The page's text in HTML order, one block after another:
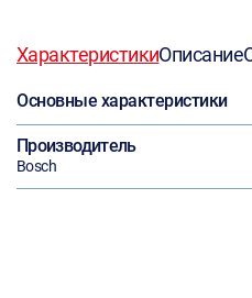
ХарактеристикиОписание
Основные характеристики
Производитель
Bosch